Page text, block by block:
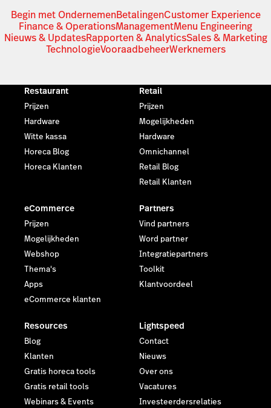
Begin met OndernemenBetalingenCustomer Experience
Finance & OperationsManagementMenu Engineering
Nieuws & UpdatesRapporten & AnalyticsSales & Marketing
TechnologieVooraadbeheerWerknemers
Restaurant
Prijzen
Hardware
Witte kassa
Horeca Blog
Horeca Klanten
Retail
Prijzen
Mogelijkheden
Hardware
Omnichannel
Retail Blog
Retail Klanten
eCommerce
Prijzen
Mogelijkheden
Webshop
Thema's
Apps
eCommerce klanten
Partners
Vind partners
Word partner
Integratiepartners
Toolkit
Klantvoordeel
Resources
Blog
Klanten
Gratis horeca tools
Gratis retail tools
Webinars & Events
Lightspeed
Contact
Nieuws
Over ons
Vacatures
Investeerdersrelaties